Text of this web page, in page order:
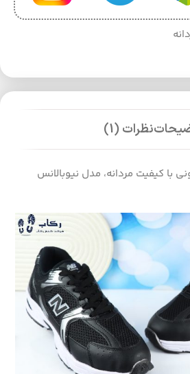
نظرات (1)
کیفیت مردانه، مدل نیوبالانس